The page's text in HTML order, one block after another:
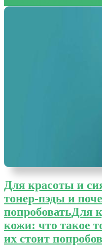
Для красоты и
тонер-пэды и
попробоватьДля
кожи: что такое
их стоит